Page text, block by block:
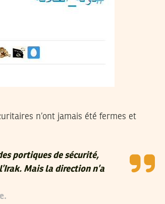
n’ont jamais été fermes et
portiques de sécurité,
Mais la direction n’a